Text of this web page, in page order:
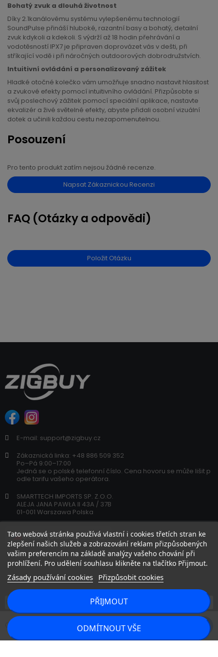
PŘIDAT DO KOŠÍKU
Bohatý zvuk a dlouhá životnost
Díky 2.1kanálovému systému vylepšenému technologií
SoundPulse přináší hluboké, razantní basy a bohatý, detailní
zvuk kdykoli a kdekoli. S výdrží až 18 hodin přehrávání a
vodotěsností IPX7 je připraven doprovázet vás v dešti, při
stříkající vodě i při náročných outdoorových dobrodružstvích.
Intuitivní ovládání a personalizovaný zážitek
Hladké otočné kolečko vám umožňuje snadno nastavit hlasitost
a zvukové efekty pomocí intuitivního ovládání. Přizpůsobte si
svůj poslechový zážitek pomocí speciální aplikace, nastavte
ekvalizér a živé světelné efekty, abyste přidali osobní vizuální
dotek a učinili každou cestu nezapomenutelnou.
Posouzení
Pro tento produkt zatím nejsou žádné recenze.
Napsat Zákaznickou Recenzi
FAQ (Otázky a odpovědi)
Položit Otázku
Tato webová stránka používá vlastní i cookies třetích stran ke
zlepšení našich služeb a zobrazování reklam přizpůsobených
vašim preferencím na základě analýzy vašeho chování při
prohlížení. Pro udělení souhlasu klikněte na tlačítko Přijmout.
Zásady používání cookies Přizpůsobit cookies
ODMÍTNOUT VŠE
PŘIJMOUT
E-mail: support@zigbuy.cz
Zákaznická linka: +48 886 509 352
Po–Pá 9:00–17:00
Jedná se o polské telefonní číslo. Cena hovoru se může lišit p
odle tarifu vašeho operátora.
SMARTTECH IMPORTS SP. Z.O.O.
ALEJA JANA PAWŁA II 43A / 37B
01-001 Warszawa Polska
Copyright 2026 © zigbuy.cz. Všechna práva vyhrazena.